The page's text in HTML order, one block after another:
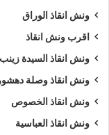
ونش انقاذ الوراق
اقرب ونش انقاذ
ونش انقاذ السيدة زينب
ونش انقاذ وصلة دهشور
ونش انقاذ الخصوص
ونش انقاذ العباسية